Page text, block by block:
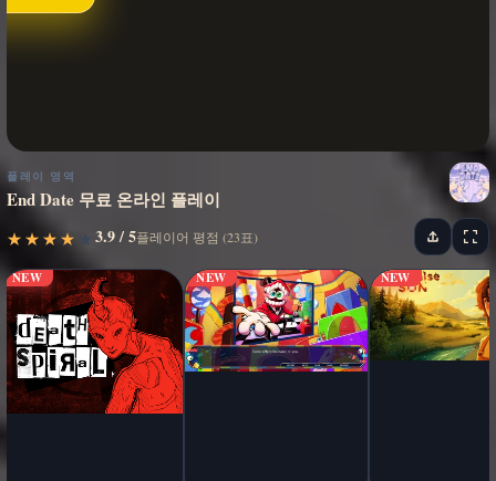
플레이 영역
End Date 무료 온라인 플레이
★
★ ★
★ ★
★ ★
★ 3.9 / 5플레이어 평점 (23표)
NEW NEW NEW